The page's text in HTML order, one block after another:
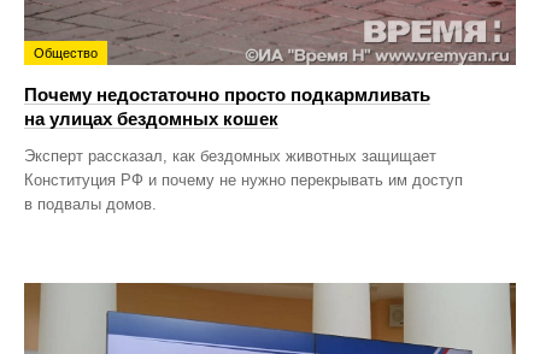
Общество
Почему недостаточно просто подкармливать
на улицах бездомных кошек
Эксперт рассказал, как бездомных животных защищает
Конституция РФ и почему не нужно перекрывать им доступ
в подвалы домов.